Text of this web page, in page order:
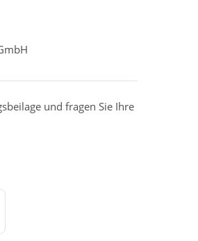
und fragen Sie Ihre